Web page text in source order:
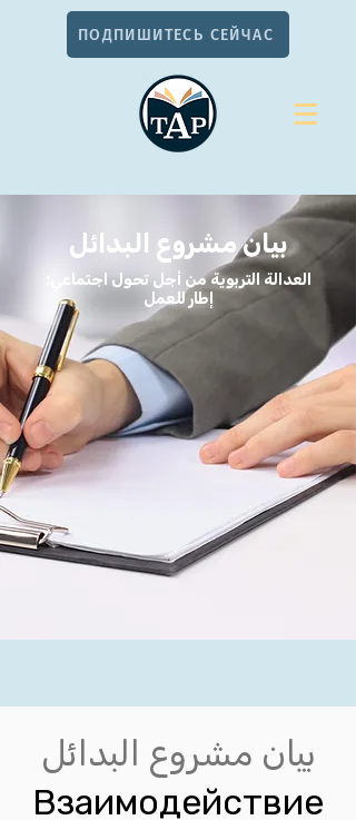
ПОДПИШИТЕСЬ СЕЙЧАС
بيان مشروع البدائل
العدالة التربوية من أجل تحول اجتماعي:
إطار للعمل
بيان مشروع البدائل
Взаимодействие